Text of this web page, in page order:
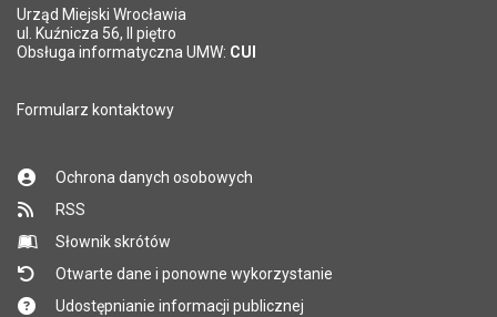
*
Pole wymagane
Urząd Miejski Wrocławia
ul. Kuźnicza 56, II piętro
Obsługa informatyczna UMW: CUI
Formularz kontaktowy
Ochrona danych osobowych
RSS
Słownik skrótów
Otwarte dane i ponowne wykorzystanie
Udostępnianie informacji publicznej